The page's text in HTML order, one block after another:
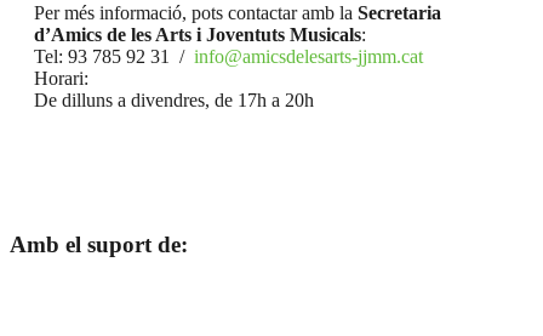
Per més informació, pots contactar amb la Secretaria
d’Amics de les Arts i Joventuts Musicals:
Tel: 93 785 92 31 / info@amicsdelesarts-jjmm.cat
Horari:
De dilluns a divendres, de 17h a 20h
Amb el suport de: